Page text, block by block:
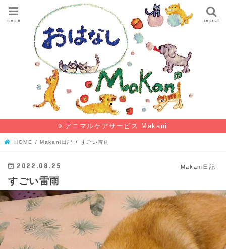
search
menu
アニマルケアサービス Makani
HOME Makani日記 すごい雷雨
Makani日記
2022.08.25
すごい雷雨